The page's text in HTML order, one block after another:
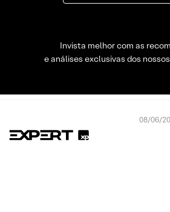
Invista melhor com as
e análises exclusivas dos
08/06/